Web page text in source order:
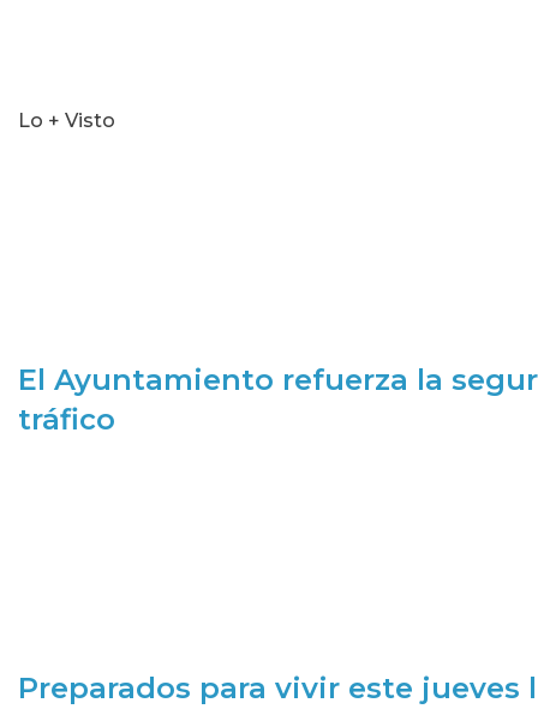
Lo + Visto
El Ayuntamiento refuerza la
tráfico
Preparados para vivir este jueves